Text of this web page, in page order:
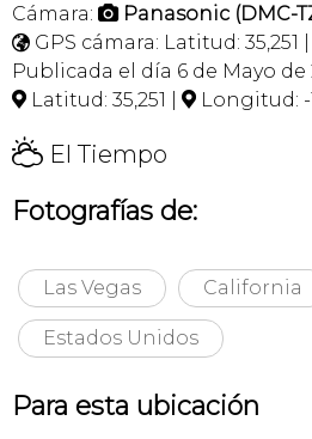
Cámara:  Panasonic (DMC-
 GPS cámara: Latitud: 35,251
Publicada el día 6 de Mayo de
 Latitud: 35,251 |  Longitud: -
H El Tiempo
Fotografías de:
Las Vegas California
Estados Unidos
Para esta ubicación